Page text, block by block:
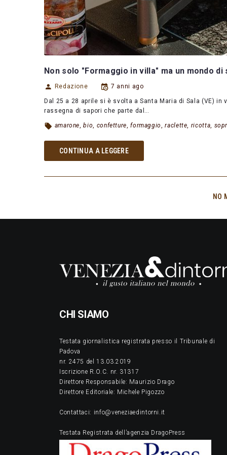
Non solo "Formaggio in villa" ma un mondo di
Redazione 7 anni ago
Dal 25 a 28 aprile si è svolta a Santa Maria di Sala (VE)
rassegna di sapori che parte dal…
amarone,bio, confetture,formaggio,raclette, ricotta,
CONTINUA A LEGGERE
NO
CHI SIAMO
Testata giornalistica registrata presso il Tribunale di
Padova
nr. 2475 del 13.03.2019
Iscrizione R.O.C. nr. 31317
Direttore Responsabile: Maurizio Drago
Direttore Editoriale: Michele Pigozzo
Contattaci: info@veneziaedintorni.it
Testata Registrata dell’agenzia DragoPress